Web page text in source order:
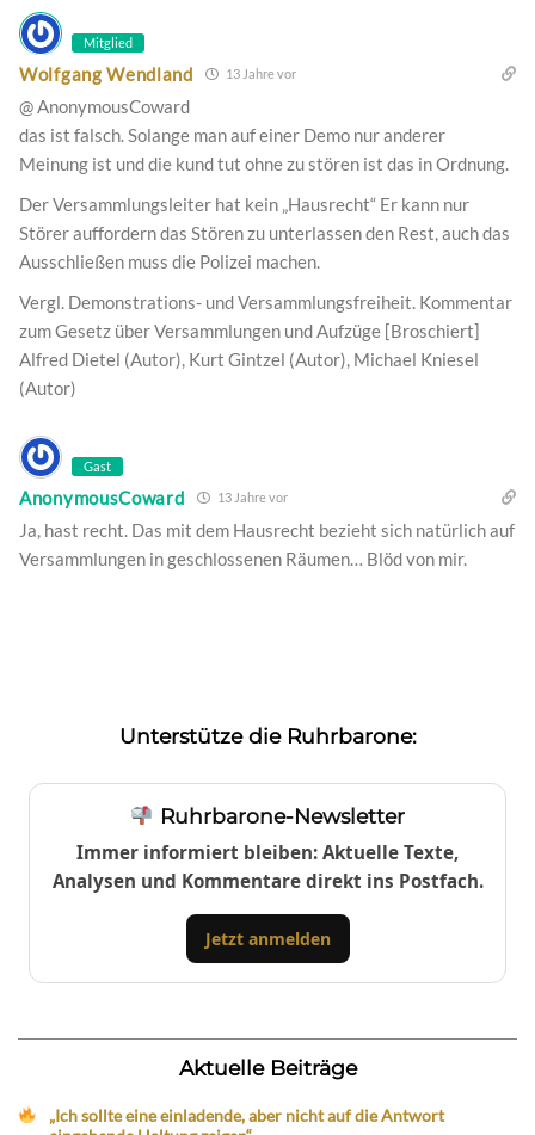
Mitglied
Wolfgang Wendland 13 Jahre vor
@ AnonymousCoward
das ist falsch. Solange man auf einer Demo nur anderer
Meinung ist und die kund tut ohne zu stören ist das in Ordnung.
Der Versammlungsleiter hat kein „Hausrecht“ Er kann nur
Störer auffordern das Stören zu unterlassen den Rest, auch das
Ausschließen muss die Polizei machen.
Vergl. Demonstrations- und Versammlungsfreiheit. Kommentar
zum Gesetz über Versammlungen und Aufzüge [Broschiert]
Alfred Dietel (Autor), Kurt Gintzel (Autor), Michael Kniesel
(Autor)
Gast
AnonymousCoward 13 Jahre vor
Ja, hast recht. Das mit dem Hausrecht bezieht sich natürlich auf
Versammlungen in geschlossenen Räumen… Blöd von mir.
Unterstütze die Ruhrbarone:
Ruhrbarone-Newsletter
Immer informiert bleiben: Aktuelle Texte,
Analysen und Kommentare direkt ins Postfach.
Jetzt anmelden
Aktuelle Beiträge
„Ich sollte eine einladende, aber nicht auf die Antwort